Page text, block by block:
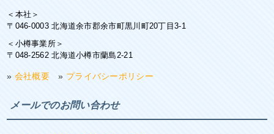
＜本社＞
〒046-0003 北海道余市郡余市町黒川町20丁目3-1
＜小樽事業所＞
〒048-2562 北海道小樽市蘭島2-21
» 会社概要 » プライバシーポリシー
メールでのお問い合わせ